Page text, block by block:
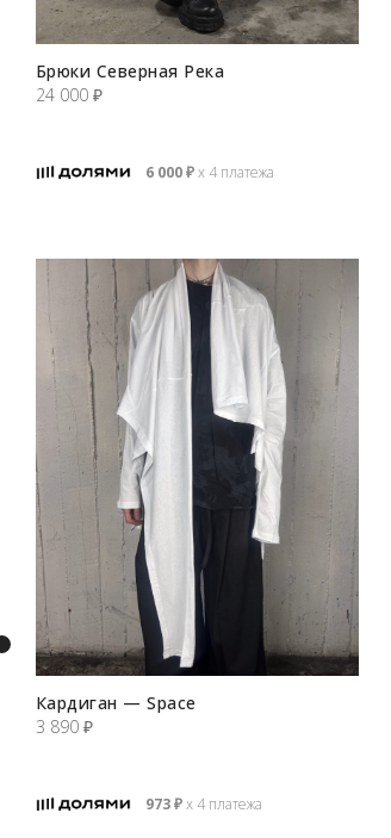
Брюки Северная Река
24 000 ₽
6 000₽х 4 платежа
Кардиган — Space
3 890 ₽
973₽х 4 платежа